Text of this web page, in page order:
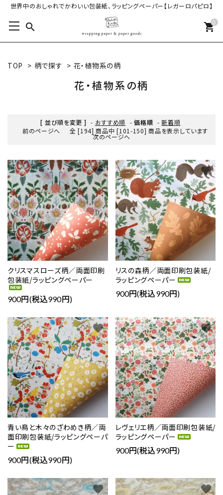
世界中のおしゃれでかわいい包装紙、ラッピングペーパー【レガーロパピロ】
search 0
shopping_cart
TOP > 柄で探す > 花・植物系の柄
花・植物系の柄
[ 並び順を変更 ] - おすすめ順 -価格順 -新着順
前のページへ
全 [194] 商品中 [101-150] 商品を表示しています
次のページへ
クリスマスローズ柄／両面印刷
包装紙/ラッピングペーパー
900円(税込990円)
favorite
リスの森柄／両面印刷包装紙/
ラッピングペーパー
900円(税込990円)
favorite
青い鳥と木々のざわめき柄／両
面印刷包装紙/ラッピングペーパ
ー
900円(税込990円)
favorite
レヴェリエ柄／両面印刷包装紙/
ラッピングペーパー
900円(税込990円)
favorite
favorite favorite